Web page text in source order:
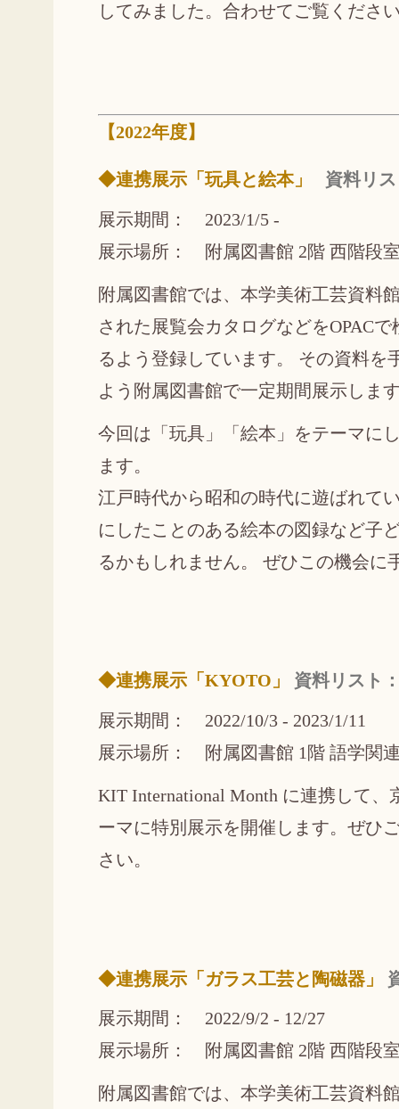
してみました。合わせてご覧くださ
【2022年度】
◆連携展示「玩具と絵本」 資料リ
展示期間： 2023/1/5 -
展示場所： 附属図書館 2階 西階段
附属図書館では、本学美術工芸資料
された展覧会カタログなどをOPACで
るよう登録しています。 その資料を
よう附属図書館で一定期間展示しま
今回は「玩具」「絵本」をテーマに
ます。
江戸時代から昭和の時代に遊ばれて
にしたことのある絵本の図録など子
るかもしれません。 ぜひこの機会に
◆連携展示「KYOTO」 資料リスト
展示期間： 2022/10/3 - 2023/1/11
展示場所： 附属図書館 1階 語学関
KIT International Month に連携して、
ーマに特別展示を開催します。ぜひ
さい。
◆連携展示「ガラス工芸と陶磁器」
展示期間： 2022/9/2 - 12/27
展示場所： 附属図書館 2階 西階段
附属図書館では、本学美術工芸資料